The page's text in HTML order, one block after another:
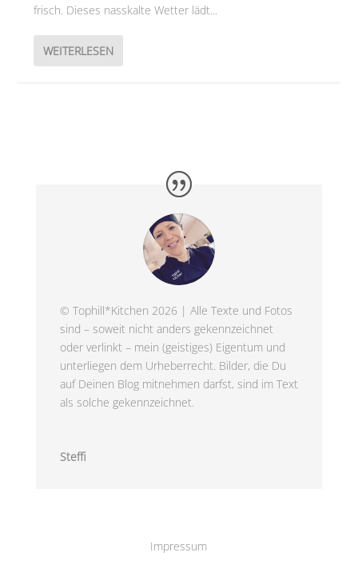
frisch. Dieses nasskalte Wetter lädt...
WEITERLESEN
© Tophill*Kitchen 2026 | Alle Texte und Fotos
sind – soweit nicht anders gekennzeichnet
oder verlinkt – mein (geistiges) Eigentum und
unterliegen dem Urheberrecht. Bilder, die Du
auf Deinen Blog mitnehmen darfst, sind im Text
als solche gekennzeichnet.
Steffi
Impressum